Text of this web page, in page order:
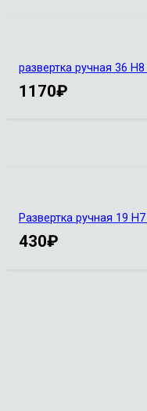
развертка ручная 36
1170₽
Развертка ручная 19
430₽